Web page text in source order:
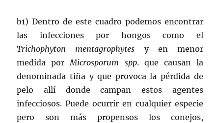
b1) Dentro de este cuadro podemos encontrar
las infecciones por hongos como el
Trichophyton mentagrophytes y en menor
medida porMicrosporum spp. que causan la
denominada tiña y que provoca la pérdida de
pelo allí donde campan estos agentes
infecciosos. Puede ocurrir en cualquier especie
pero son más propensos los conejos,